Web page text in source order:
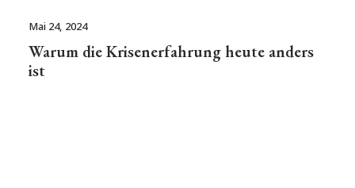
Mai 24, 2024
Warum die Krisenerfahrung heute anders
ist